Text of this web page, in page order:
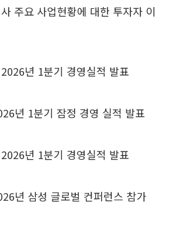
주요 사업현황에 대한 투자자 이
년 1분기 경영실적 발표
년 1분기 잠정 경영 실적 발표
년 1분기 경영실적 발표
년 삼성 글로벌 컨퍼런스 참가